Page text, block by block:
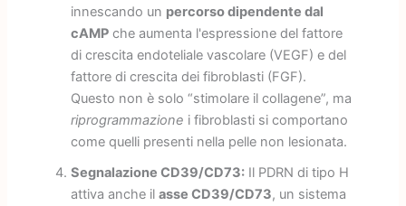
innescando un percorso dipendente dal
cAMPche aumenta l'espressione del fattore
di crescita endoteliale vascolare (VEGF) e del
fattore di crescita dei fibroblasti (FGF).
Questo non è solo “stimolare il collagene”, ma
riprogrammazione i fibroblasti si comportano
come quelli presenti nella pelle non lesionata.
Segnalazione CD39/CD73:Il PDRN di tipo H
attiva anche il asse CD39/CD73, un sistema